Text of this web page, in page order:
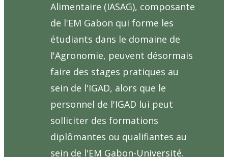
Alimentaire (IASAG), composante
de l'EM Gabon qui forme les
étudiants dans le domaine de
l'Agronomie, peuvent désormais
faire des stages pratiques au
sein de l'IGAD, alors que le
personnel de l'IGAD lui peut
solliciter des formations
diplômantes ou qualifiantes au
sein de l'EM Gabon-Université.